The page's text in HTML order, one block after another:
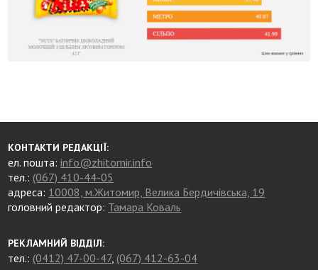
КОНТАКТИ РЕДАКЦІЇ:
ел. пошта:info@zhitomir.info
тел.: (067) 410-44-05
адреса: 10008, м.Житомир, Велика Бердичівська, 19
головний редактор: Тамара Коваль
РЕКЛАМНИЙ ВІДДІЛ:
тел.: (0412) 47-00-47, (067) 412-63-04